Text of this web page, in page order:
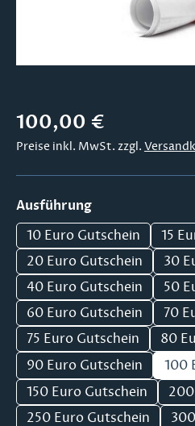
Regulärer Preis:
100,00 €
Preise inkl. MwSt. zzgl.
Ausführungauswählen
10 Euro Gutschein
15
20 Euro Gutschein
30
40 Euro Gutschein
50
60 Euro Gutschein
70
75 Euro Gutschein
80
90 Euro Gutschein
100
150 Euro Gutschein
250 Euro Gutschein